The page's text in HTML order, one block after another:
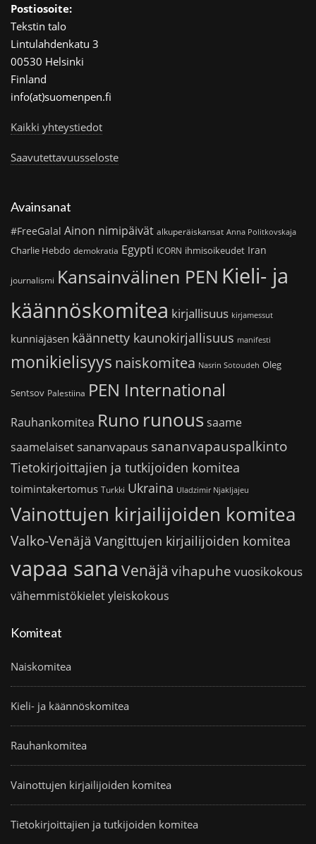
Postiosoite:
Tekstin talo
Lintulahdenkatu 3
00530 Helsinki
Finland
info(at)suomenpen.fi
Kaikki yhteystiedot
Saavutettavuusseloste
Avainsanat
#FreeGalal Ainon nimipäivät alkuperäiskansat Anna Politkovskaja
Charlie Hebdo demokratia Egypti ICORN ihmisoikeudet Iran
journalismi Kansainvälinen PEN Kieli- ja
käännöskomitea kirjallisuus kirjamessut
kunniajäsen käännetty kaunokirjallisuus manifesti
monikielisyys naiskomitea Nasrin Sotoudeh Oleg
Sentsov Palestiina PEN International
Rauhankomitea Runo runoussaame
saamelaiset sananvapaus sananvapauspalkinto
Tietokirjoittajien ja tutkijoiden komitea
toimintakertomus Turkki Ukraina Uladzimir Njakljajeu
Vainottujen kirjailijoiden komitea
Valko-Venäjä Vangittujen kirjailijoiden komitea
vapaa sana Venäjä vihapuhe vuosikokous
vähemmistökieletyleiskokous
Komiteat
Naiskomitea
Kieli- ja käännöskomitea
Rauhankomitea
Vainottujen kirjailijoiden komitea
Tietokirjoittajien ja tutkijoiden komitea